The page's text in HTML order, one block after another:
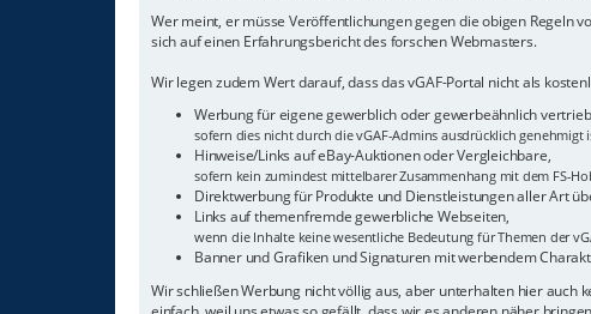
Wer meint, er müsse Veröffentlichungen gegen die obigen Regeln
sich auf einen Erfahrungsbericht des forschen Webmasters.
Wir legen zudem Wert darauf, dass das vGAF-Portal nicht als
Werbung für eigene gewerblich oder gewerbeähnlich
sofern dies nicht durch die vGAF-Admins ausdrücklich genehmigt
Hinweise/Links auf eBay-Auktionen oder Vergleichbare,
sofern kein zumindest mittelbarer Zusammenhang mit dem FS-
Direktwerbung für Produkte und Dienstleistungen aller Art
Links auf themenfremde gewerbliche Webseiten,
wenn die Inhalte keine wesentliche Bedeutung für Themen der
Banner und Grafiken und Signaturen mit werbendem
Wir schließen Werbung nicht völlig aus, aber unterhalten hier